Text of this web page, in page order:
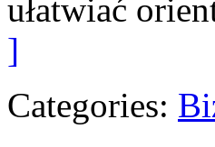
ułatwiać
]
Categories: